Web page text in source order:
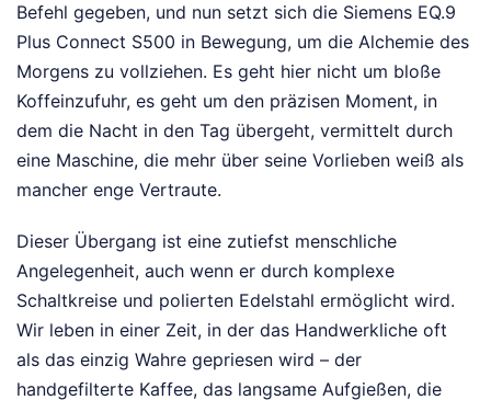
Befehl gegeben, und nun setzt sich die Siemens EQ.9
Plus Connect S500 in Bewegung, um die Alchemie des
Morgens zu vollziehen. Es geht hier nicht um bloße
Koffeinzufuhr, es geht um den präzisen Moment, in
dem die Nacht in den Tag übergeht, vermittelt durch
eine Maschine, die mehr über seine Vorlieben weiß als
mancher enge Vertraute.
Dieser Übergang ist eine zutiefst menschliche
Angelegenheit, auch wenn er durch komplexe
Schaltkreise und polierten Edelstahl ermöglicht wird.
Wir leben in einer Zeit, in der das Handwerkliche oft
als das einzig Wahre gepriesen wird – der
handgefilterte Kaffee, das langsame Aufgießen, die